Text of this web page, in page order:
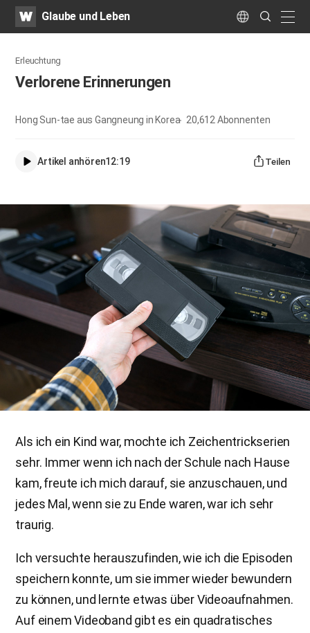
WATVGlaube und Leben Language
Search
Submit
Erleuchtung
Verlorene Erinnerungen
Hong Sun-tae aus Gangneung in Korea 20,612 Abonnenten
Artikel anhören12:19 Teilen
Als ich ein Kind war, mochte ich Zeichentrickserien
sehr. Immer wenn ich nach der Schule nach Hause
kam, freute ich mich darauf, sie anzuschauen, und
jedes Mal, wenn sie zu Ende waren, war ich sehr
traurig.
Ich versuchte herauszufinden, wie ich die Episoden
speichern konnte, um sie immer wieder bewundern
zu können, und lernte etwas über Videoaufnahmen.
Auf einem Videoband gibt es ein quadratisches